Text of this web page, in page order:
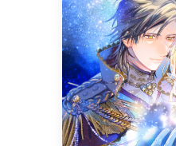
オーバー
オーバーラ